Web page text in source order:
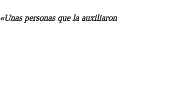
«Unas personas que la auxiliaron